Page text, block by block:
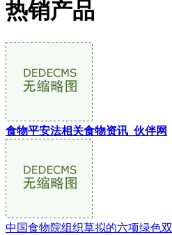
热销产品
食物平安法相关食物资讯_伙伴网
中国食物院组织草拟的六项绿色